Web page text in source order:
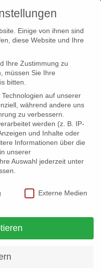
Einige von ihnen sind
diese Website und Ihre
Ihre Zustimmung zu
müssen Sie Ihre
bitten.
auf unserer
während andere uns
zu verbessern.
werden (z. B. IP-
und Inhalte oder
Informationen über die
unserer
Auswahl jederzeit unter
Externe Medien